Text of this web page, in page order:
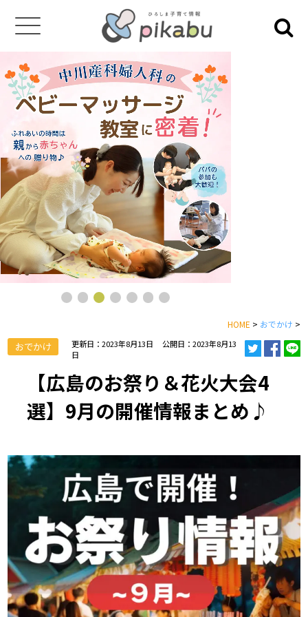
HOME > おでかけ >
おでかけ 更新日：2023年8月13日
公開日：2023年8月13
日
【広島のお祭り＆花火大会4
選】9月の開催情報まとめ♪